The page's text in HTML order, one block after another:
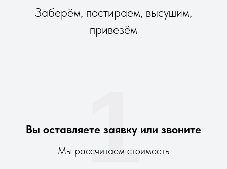
Заберём, постираем, высушим,
привезём
Вы оставляете заявку или звоните
Мы рассчитаем стоимость
1